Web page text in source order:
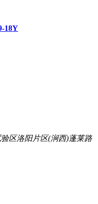
18Y
区洛阳片区(涧西)蓬莱路